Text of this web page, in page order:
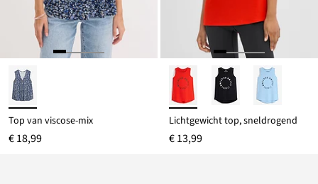
Top van viscose-mix
€ 18,99
Lichtgewicht top, sneldrogend
€ 13,99